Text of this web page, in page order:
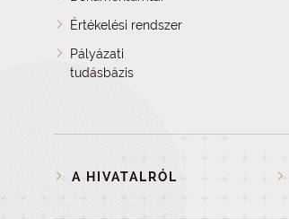
Értékelési rendszer
Pályázati
tudásbázis
A HIVATALRÓL